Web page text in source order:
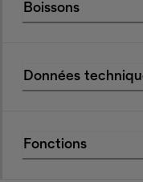
Boissons
Données
Fonctions